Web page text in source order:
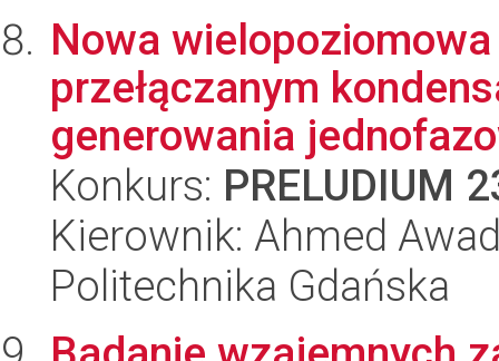
Nowa
przełączanym
generowania
Konkurs: PRELUDIUM
Kierownik: Ahmed
Politechnika Gdańska